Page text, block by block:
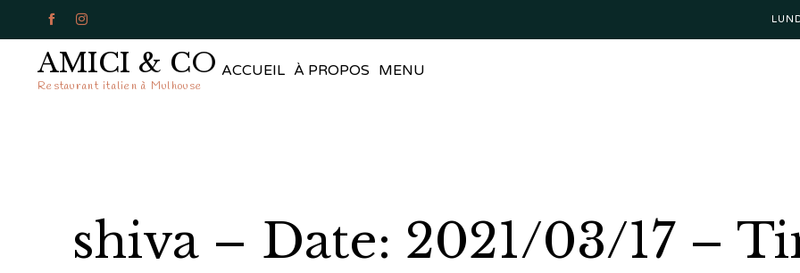
 
AMICI & CO
Restaurant italien à Mulhouse
ACCUEIL À PROPOS MENU
shiva – Date: 2021/03/17 –